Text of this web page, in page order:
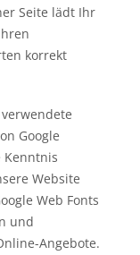
Seite lädt Ihr
korrekt
Google
Kenntnis
Website
Web Fonts
und
Angebote.